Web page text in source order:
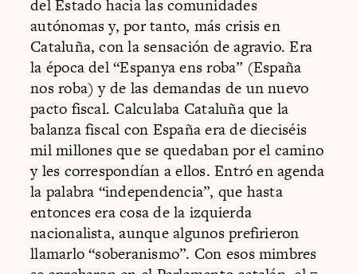
del Estado hacia las comunidades
autónomas y, por tanto, más crisis en
Cataluña, con la sensación de agravio. Era
la época del “Espanya ens roba” (España
nos roba) y de las demandas de un nuevo
pacto fiscal. Calculaba Cataluña que la
balanza fiscal con España era de dieciséis
mil millones que se quedaban por el camino
y les correspondían a ellos. Entró en agenda
la palabra “independencia”, que hasta
entonces era cosa de la izquierda
nacionalista, aunque algunos prefirieron
llamarlo “soberanismo”. Con esos mimbres